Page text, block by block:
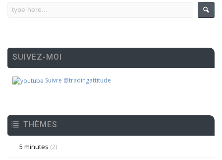
SUIVEZ-MOI
Suivre @tradingattitude
THÈMES
5 minutes (2)